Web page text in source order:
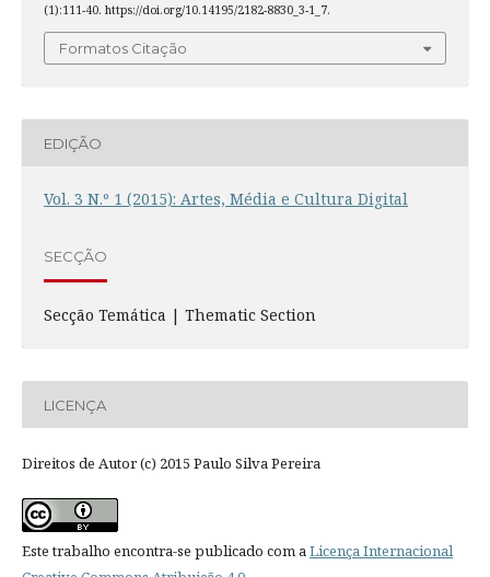
(1):111-40. https://doi.org/10.14195/2182-8830_3-1_7.
Formatos Citação
EDIÇÃO
Vol. 3 N.º 1 (2015): Artes, Média e Cultura Digital
SECÇÃO
Secção Temática | Thematic Section
LICENÇA
Direitos de Autor (c) 2015 Paulo Silva Pereira
Este trabalho encontra-se publicado com aLicença Internacional